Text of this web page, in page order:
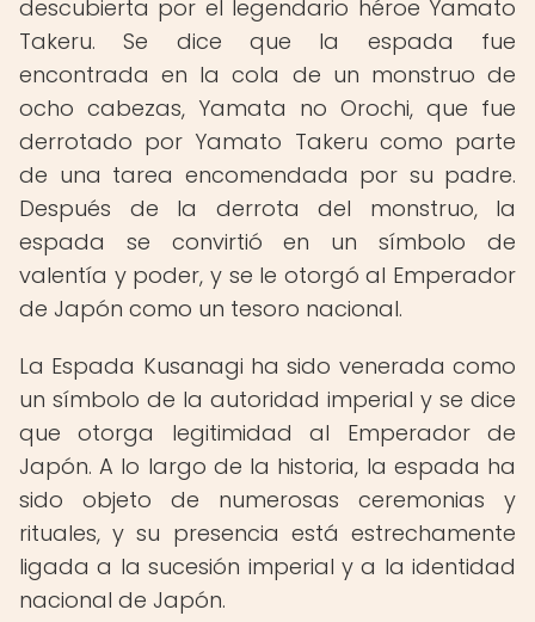
descubierta por el legendario héroe Yamato
Takeru. Se dice que la espada fue
encontrada en la cola de un monstruo de
ocho cabezas, Yamata no Orochi, que fue
derrotado por Yamato Takeru como parte
de una tarea encomendada por su padre.
Después de la derrota del monstruo, la
espada se convirtió en un símbolo de
valentía y poder, y se le otorgó al Emperador
de Japón como un tesoro nacional.
La Espada Kusanagi ha sido venerada como
un símbolo de la autoridad imperial y se dice
que otorga legitimidad al Emperador de
Japón. A lo largo de la historia, la espada ha
sido objeto de numerosas ceremonias y
rituales, y su presencia está estrechamente
ligada a la sucesión imperial y a la identidad
nacional de Japón.